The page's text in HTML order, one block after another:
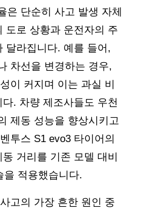
은 단순히 사고 발생 자체
도로 상황과 운전자의 주
달라집니다. 예를 들어,
차선을 변경하는 경우,
이 커지며 이는 과실 비
. 차량 제조사들도 우천
제동 성능을 향상시키고
투스 S1 evo3 타이어의
거리를 기존 모델 대비
을 적용했습니다.
고의 가장 흔한 원인 중